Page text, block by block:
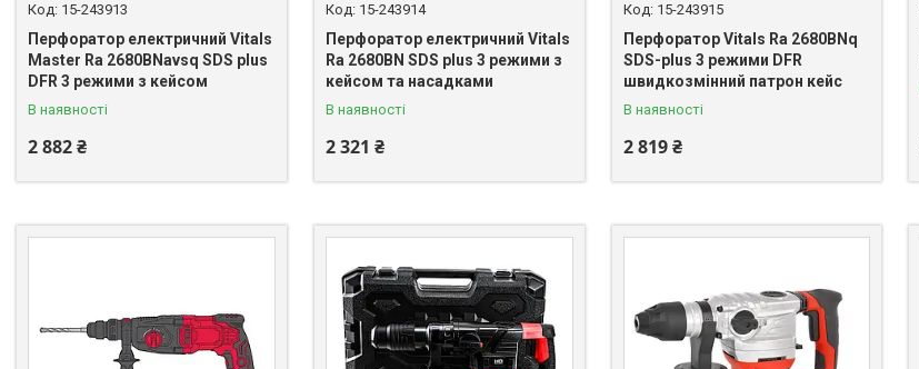
15-243913
Перфоратор електричний Vitals
Master Ra 2680BNavsq SDS plus
DFR 3 режими з кейсом
В наявності
2 882 ₴
15-243914
Перфоратор електричний Vitals
Ra 2680BN SDS plus 3 режими з
кейсом та насадками
В наявності
2 321 ₴
15-243915
Перфоратор Vitals Ra 2680BNq
SDS-plus 3 режими DFR
швидкозмінний патрон кейс
В наявності
2 819 ₴